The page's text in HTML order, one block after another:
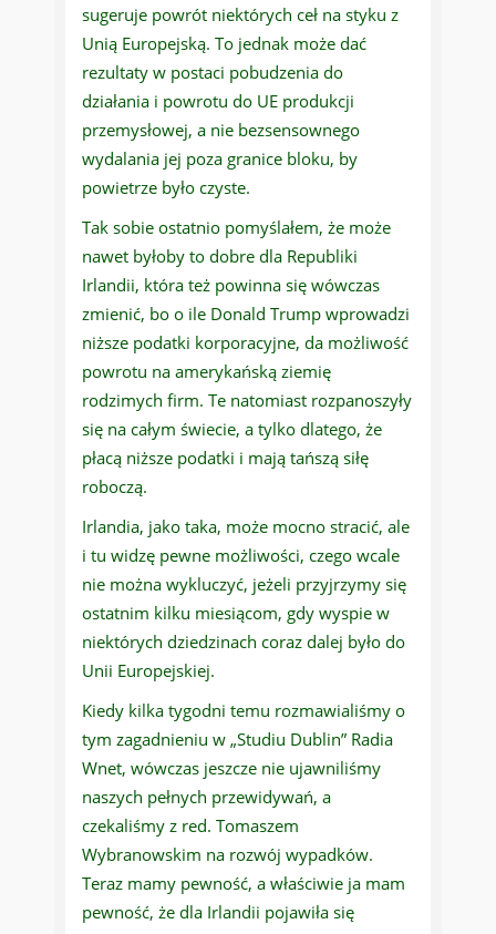
sugeruje powrót niektórych ceł na styku z
Unią Europejską. To jednak może dać
rezultaty w postaci pobudzenia do
działania i powrotu do UE produkcji
przemysłowej, a nie bezsensownego
wydalania jej poza granice bloku, by
powietrze było czyste.
Tak sobie ostatnio pomyślałem, że może
nawet byłoby to dobre dla Republiki
Irlandii, która też powinna się wówczas
zmienić, bo o ile Donald Trump wprowadzi
niższe podatki korporacyjne, da możliwość
powrotu na amerykańską ziemię
rodzimych firm. Te natomiast rozpanoszyły
się na całym świecie, a tylko dlatego, że
płacą niższe podatki i mają tańszą siłę
roboczą.
Irlandia, jako taka, może mocno stracić, ale
i tu widzę pewne możliwości, czego wcale
nie można wykluczyć, jeżeli przyjrzymy się
ostatnim kilku miesiącom, gdy wyspie w
niektórych dziedzinach coraz dalej było do
Unii Europejskiej.
Kiedy kilka tygodni temu rozmawialiśmy o
tym zagadnieniu w „Studiu Dublin” Radia
Wnet, wówczas jeszcze nie ujawniliśmy
naszych pełnych przewidywań, a
czekaliśmy z red. Tomaszem
Wybranowskim na rozwój wypadków.
Teraz mamy pewność, a właściwie ja mam
pewność, że dla Irlandii pojawiła się